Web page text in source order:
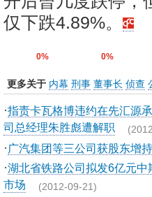
仅下跌4.89%。
0% 0%
更多关于 内幕 刑事 董事长 侦查
·指责卡瓦格博违约在先汇源
司总经理朱胜彪遭解职
· 广汽集团等三公司获股东增持
·湖北省铁路公司拟发6亿元
市场 (2012-09-21)